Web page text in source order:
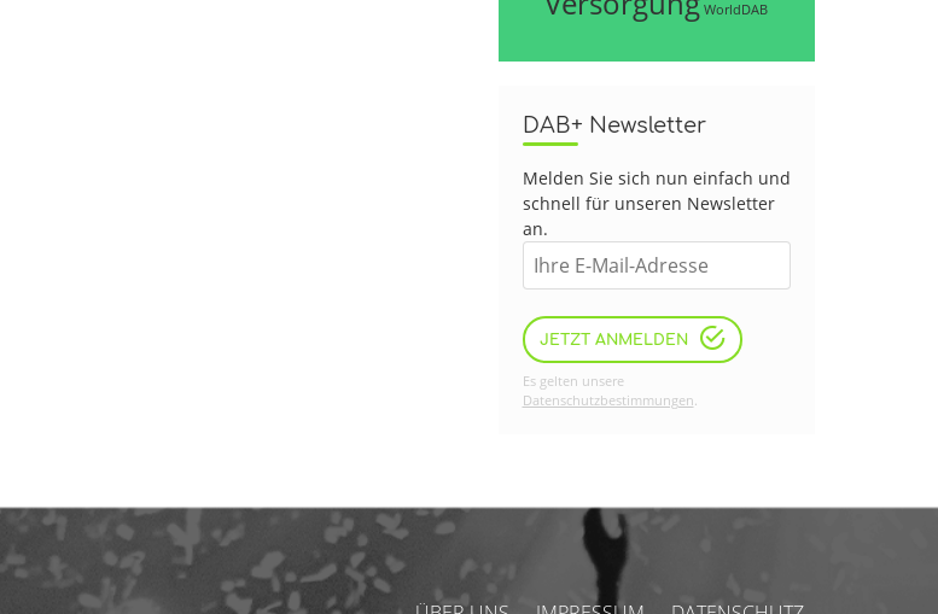
WorldDAB
DAB+ Newsletter
Melden Sie sich nun einfach und
schnell für unseren Newsletter
an.
JETZT ANMELDEN
Es gelten unsere
Datenschutzbestimmungen.